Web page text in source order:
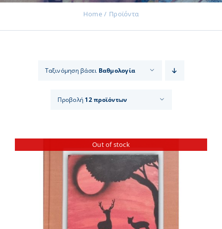
Home Προϊόντα
Ταξινόμηση βάσει Βαθμολογία
Προβολή 12 προϊόντων
Out of stock